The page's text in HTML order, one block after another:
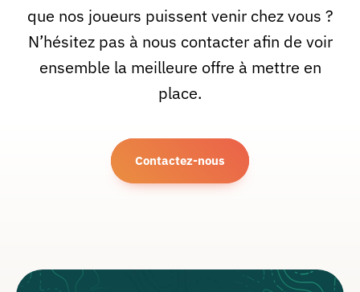
que nos joueurs puissent venir chez vous ?
N’hésitez pas à nous contacter afin de voir
ensemble la meilleure offre à mettre en
place.
Contactez-nous